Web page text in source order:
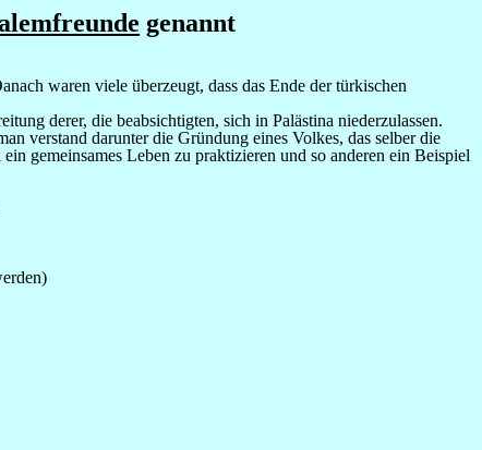
genannt
waren viele überzeugt, dass das Ende der türkischen
derer, die beabsichtigten, sich in Palästina niederzulassen.
verstand darunter die Gründung eines Volkes, das selber die
gemeinsames Leben zu praktizieren und so anderen ein Beispiel